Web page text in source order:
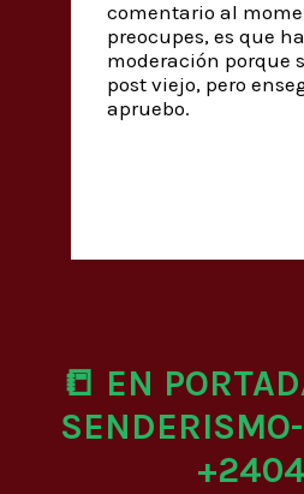
comentario al
preocupes, es que
moderación porque
post viejo, pero
apruebo.
📒 EN